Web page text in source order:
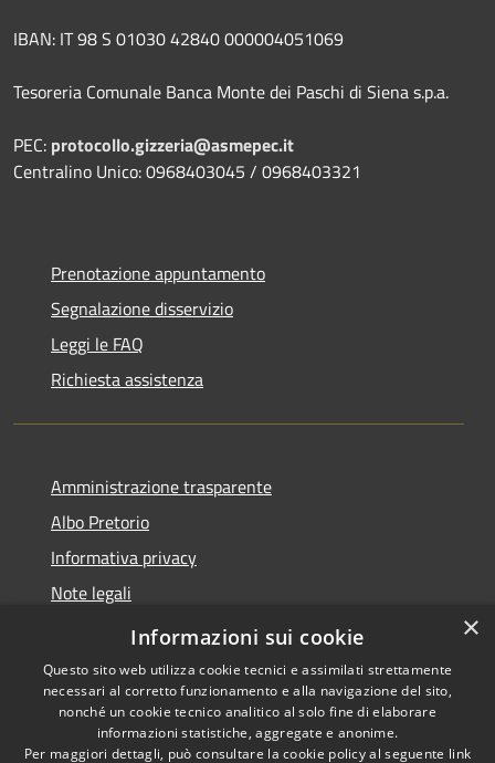
IBAN: IT 98 S 01030 42840 000004051069
Tesoreria Comunale Banca Monte dei Paschi di Siena s.p.a.
PEC: protocollo.gizzeria@asmepec.it
Centralino Unico: 0968403045 / 0968403321
Prenotazione appuntamento
Segnalazione disservizio
Leggi le FAQ
Richiesta assistenza
Amministrazione trasparente
Albo Pretorio
Informativa privacy
Note legali
Dichiarazione di accessibilità
Copyright © 2026 • Comune di
×
Informazioni sui cookie
Questo sito web utilizza cookie tecnici e assimilati strettamente
necessari al corretto funzionamento e alla navigazione del sito,
nonché un cookie tecnico analitico al solo fine di elaborare
informazioni statistiche, aggregate e anonime.
Per maggiori dettagli, può consultare la cookie policy al seguente link